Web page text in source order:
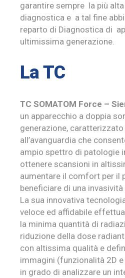
garantire sempre la più
diagnostica e a tal fine
reparto di Diagnostica di
ultimissima generazione.
La TC
TC SOMATOM Force –
un apparecchio a doppia
generazione,
all’avanguardia che
ampio spettro di patologie
ottenere scansioni in
aumentare il comfort per il
beneficiare di una
La sua innovativa
veloce ed affidabile
la minima quantità di
riduzione della dose
con altissima qualità e
immagini (funzionalità 2D
in grado di analizzare un